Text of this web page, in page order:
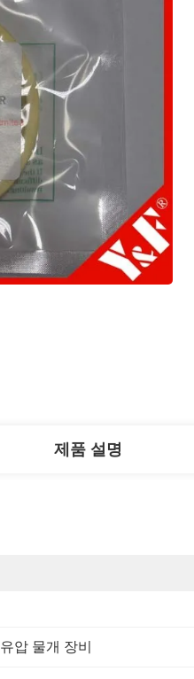
제품 설명
유압 물개 장비